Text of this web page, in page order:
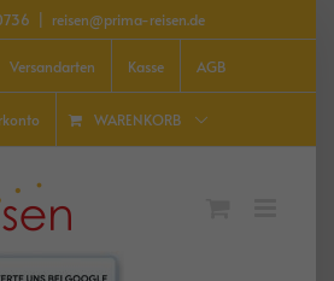
reisen@prima-reisen.de
Versandarten Kasse AGB
WARENKORB